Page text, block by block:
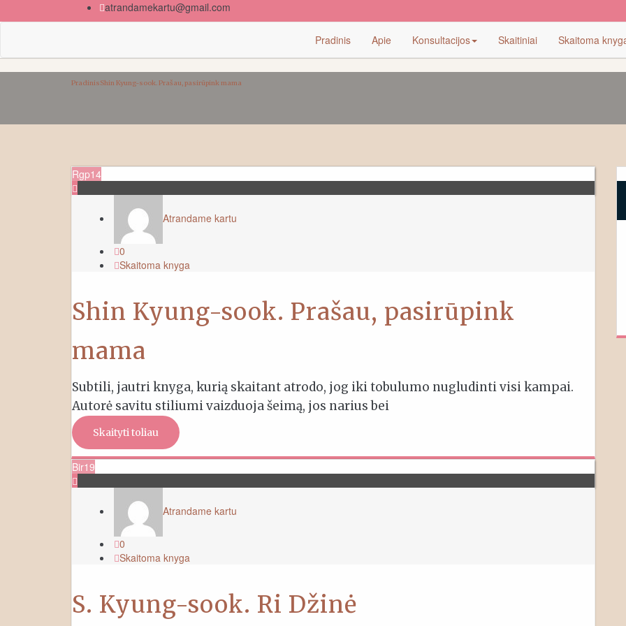
atrandamekartu@gmail.com
Pradinis Apie Konsultacijos Skaitiniai Skaitoma
PradinisShin Kyung-sook. Prašau, pasirūpink mama
Rgp14
Atrandame kartu
0
Skaitoma knyga
Shin Kyung-sook. Prašau, pasirūpink
mama
Subtili, jautri knyga, kurią skaitant atrodo, jog iki tobulumo nugludinti visi kampai.
Autorė savitu stiliumi vaizduoja šeimą, jos narius bei
Skaityti toliau
Bir19
Atrandame kartu
0
Skaitoma knyga
S. Kyung-sook. Ri Džinė